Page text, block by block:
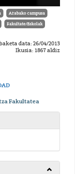
Arabako campusa
Fakultate/Eskolak
data: 26/04/2013
Ikusia: 1867 aldiz
Fakultatea